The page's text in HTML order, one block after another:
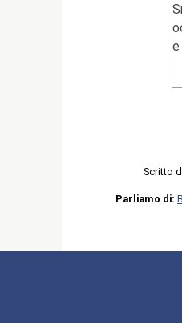
Scritto
Parliamo di: